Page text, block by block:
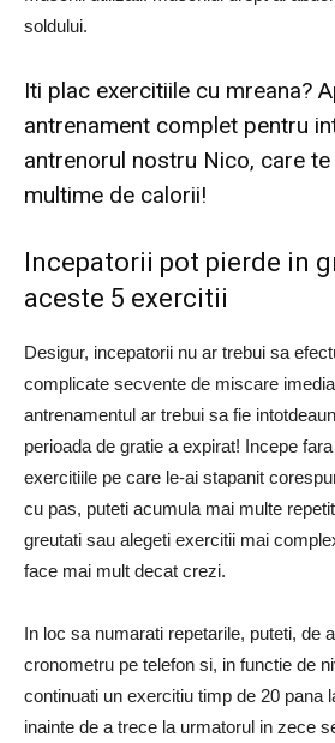
soldului.
Iti plac exercitiile cu mreana?
antrenament complet pentru
antrenorul nostru Nico, care
multime de calorii!
Incepatorii pot pierde in
aceste 5 exercitii
Desigur, incepatorii nu ar trebui sa
complicate secvente de miscare
antrenamentul ar trebui sa fie
perioada de gratie a expirat! Incepe
exercitiile pe care le-ai stapanit
cu pas, puteti acumula mai multe
greutati sau alegeti exercitii mai
face mai mult decat crezi.
In loc sa numarati repetarile, puteti, de
cronometru pe telefon si, in functie de
continuati un exercitiu timp de 20 pana
inainte de a trece la urmatorul in zece